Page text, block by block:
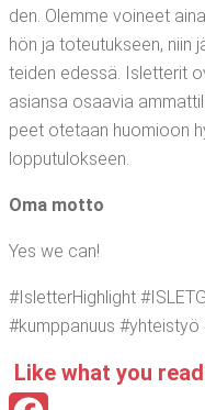
den. Olem­me voi­neet
hön ja toteu­tuk­seen, niin
tei­den edes­sä. Islet­te­rit
asian­sa osaa­via
peet ote­taan huo­mioon
lopputulokseen.
Oma mot­to
Yes we can!
#Islet­ter­High­light
#kump­pa­nuus
Like what you